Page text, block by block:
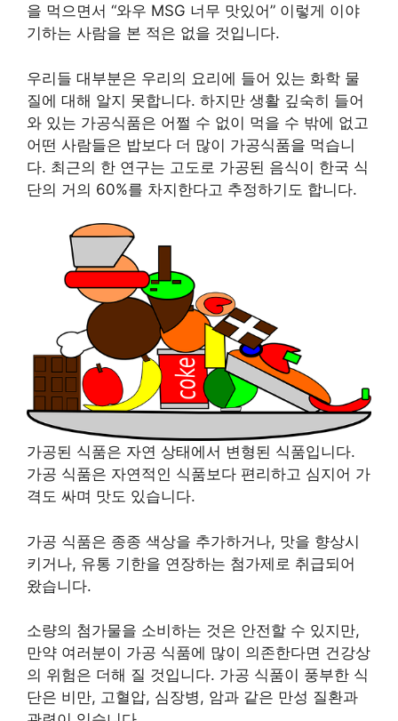
을 먹으면서 “와우 MSG 너무 맛있어” 이렇게 이야
기하는 사람을 본 적은 없을 것입니다.
우리들 대부분은 우리의 요리에 들어 있는 화학 물
질에 대해 알지 못합니다. 하지만 생활 깊숙히 들어
와 있는 가공식품은 어쩔 수 없이 먹을 수 밖에 없고
어떤 사람들은 밥보다 더 많이 가공식품을 먹습니
다. 최근의 한 연구는 고도로 가공된 음식이 한국 식
단의 거의 60%를 차지한다고 추정하기도 합니다.
가공된 식품은 자연 상태에서 변형된 식품입니다.
가공 식품은 자연적인 식품보다 편리하고 심지어 가
격도 싸며 맛도 있습니다.
가공 식품은 종종 색상을 추가하거나, 맛을 향상시
키거나, 유통 기한을 연장하는 첨가제로 취급되어
왔습니다.
소량의 첨가물을 소비하는 것은 안전할 수 있지만,
만약 여러분이 가공 식품에 많이 의존한다면 건강상
의 위험은 더해 질 것입니다. 가공 식품이 풍부한 식
단은 비만, 고혈압, 심장병, 암과 같은 만성 질환과